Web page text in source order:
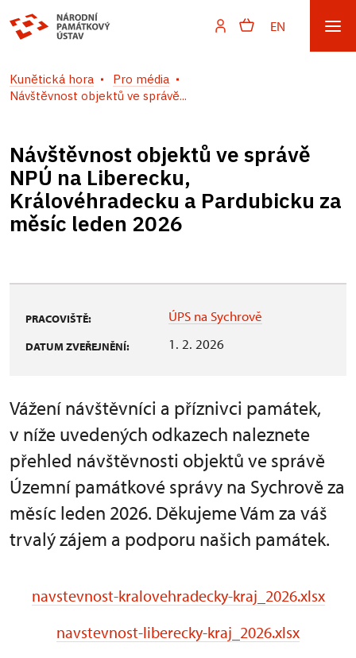
EN
Kunětická hora
Pro média
Návštěvnost objektů ve správě...
Návštěvnost objektů ve správě
NPÚ na Liberecku,
Královéhradecku a Pardubicku za
měsíc leden 2026
PRACOVIŠTĚ: ÚPS na Sychrově
DATUM ZVEŘEJNĚNÍ: 1. 2. 2026
Vážení návštěvníci a příznivci památek,
v níže uvedených odkazech naleznete
přehled návštěvnosti objektů ve správě
Územní památkové správy na Sychrově za
měsíc leden 2026. Děkujeme Vám za váš
trvalý zájem a podporu našich památek.
navstevnost-kralovehradecky-kraj_2026.xlsx
navstevnost-liberecky-kraj_2026.xlsx